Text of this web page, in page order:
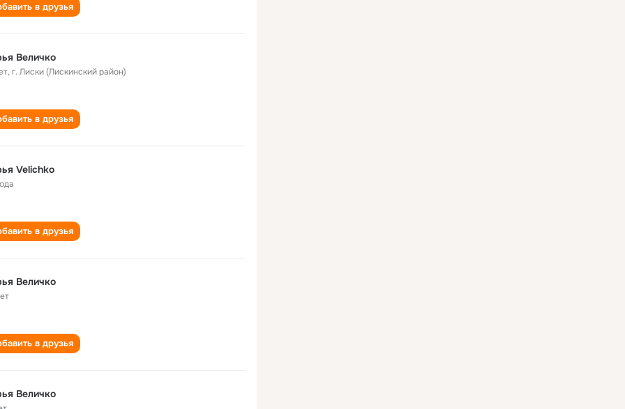
в друзья
Величко
,г. Лиски (Лискинский район)
в друзья
Velichko
в друзья
Величко
в друзья
Величко